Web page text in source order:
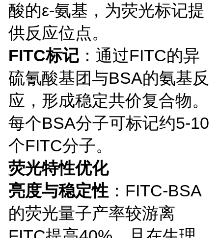
酸的ε-氨基，为荧光标记提
供反应位点。
FITC标记：通过FITC的异
硫氰酸基团与BSA的氨基反
应，形成稳定共价复合物。
每个BSA分子可标记约5-10
个FITC分子。
荧光特性优化
亮度与稳定性 ： FITC-BSA
的荧光量子产率较游离